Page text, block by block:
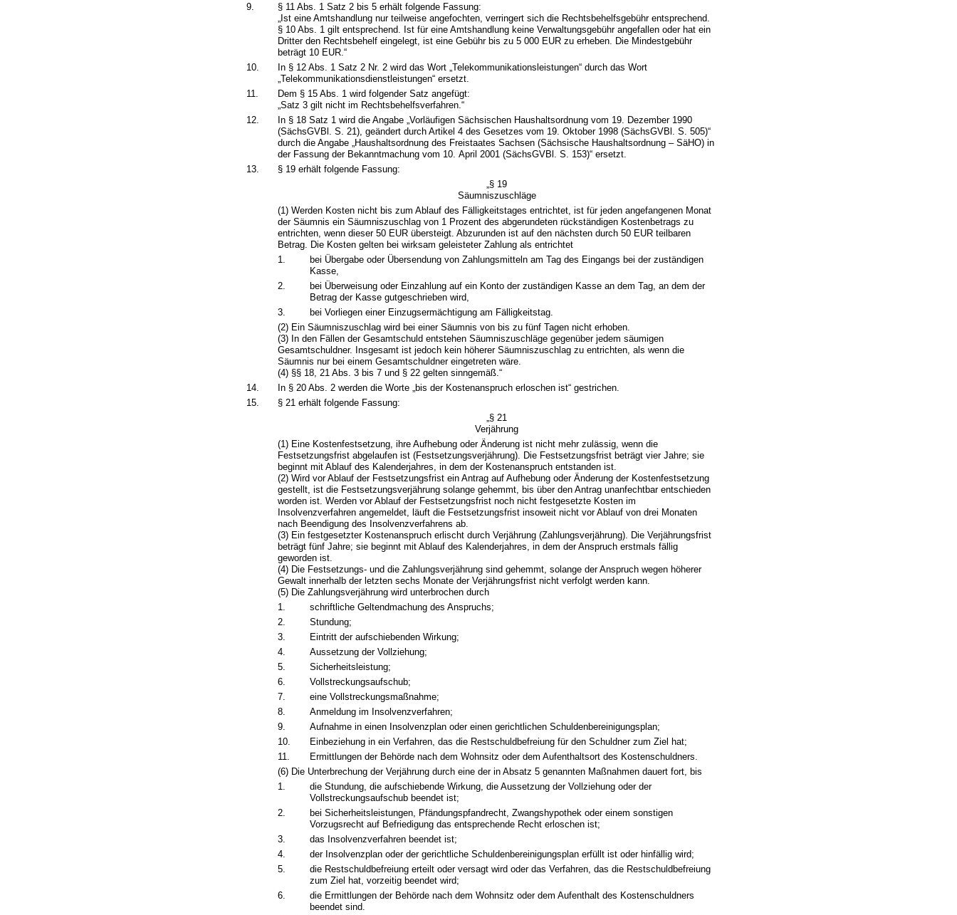
9.
§ 11 Abs. 1 Satz 2 bis 5 erhält folgende Fassung:
„Ist eine Amtshandlung nur teilweise angefochten, verringert sich die Rechtsbehelfsgebühr entsprechend.
§ 10 Abs. 1 gilt entsprechend. Ist für eine Amtshandlung keine Verwaltungsgebühr angefallen oder hat ein
Dritter den Rechtsbehelf eingelegt, ist eine Gebühr bis zu 5 000 EUR zu erheben. Die Mindestgebühr
beträgt 10 EUR.“
10.
In § 12 Abs. 1 Satz 2 Nr. 2 wird das Wort „Telekommunikationsleistungen“ durch das Wort
„Telekommunikationsdienstleistungen“ ersetzt.
11.
Dem § 15 Abs. 1 wird folgender Satz angefügt:
„Satz 3 gilt nicht im Rechtsbehelfsverfahren.“
12.
In § 18 Satz 1 wird die Angabe „Vorläufigen Sächsischen Haushaltsordnung vom 19. Dezember 1990
(SächsGVBl. S. 21), geändert durch Artikel 4 des Gesetzes vom 19. Oktober 1998 (SächsGVBl. S. 505)“
durch die Angabe „Haushaltsordnung des Freistaates Sachsen (Sächsische Haushaltsordnung – SäHO) in
der Fassung der Bekanntmachung vom 10. April 2001 (SächsGVBl. S. 153)“ ersetzt.
13.
§ 19 erhält folgende Fassung:
„§ 19
Säumniszuschläge
(1) Werden Kosten nicht bis zum Ablauf des Fälligkeitstages entrichtet, ist für jeden angefangenen Monat
der Säumnis ein Säumniszuschlag von 1 Prozent des abgerundeten rückständigen Kostenbetrags zu
entrichten, wenn dieser 50 EUR übersteigt. Abzurunden ist auf den nächsten durch 50 EUR teilbaren
Betrag. Die Kosten gelten bei wirksam geleisteter Zahlung als entrichtet
1.
bei Übergabe oder Übersendung von Zahlungsmitteln am Tag des Eingangs bei der zuständigen
Kasse,
2.
bei Überweisung oder Einzahlung auf ein Konto der zuständigen Kasse an dem Tag, an dem der
Betrag der Kasse gutgeschrieben wird,
3.
bei Vorliegen einer Einzugsermächtigung am Fälligkeitstag.
(2) Ein Säumniszuschlag wird bei einer Säumnis von bis zu fünf Tagen nicht erhoben.
(3) In den Fällen der Gesamtschuld entstehen Säumniszuschläge gegenüber jedem säumigen
Gesamtschuldner. Insgesamt ist jedoch kein höherer Säumniszuschlag zu entrichten, als wenn die
Säumnis nur bei einem Gesamtschuldner eingetreten wäre.
(4) §§ 18, 21 Abs. 3 bis 7 und § 22 gelten sinngemäß.“
14.
In § 20 Abs. 2 werden die Worte „bis der Kostenanspruch erloschen ist“ gestrichen.
15.
§ 21 erhält folgende Fassung:
„§ 21
Verjährung
(1) Eine Kostenfestsetzung, ihre Aufhebung oder Änderung ist nicht mehr zulässig, wenn die
Festsetzungsfrist abgelaufen ist (Festsetzungsverjährung). Die Festsetzungsfrist beträgt vier Jahre; sie
beginnt mit Ablauf des Kalenderjahres, in dem der Kostenanspruch entstanden ist.
(2) Wird vor Ablauf der Festsetzungsfrist ein Antrag auf Aufhebung oder Änderung der Kostenfestsetzung
gestellt, ist die Festsetzungsverjährung solange gehemmt, bis über den Antrag unanfechtbar entschieden
worden ist. Werden vor Ablauf der Festsetzungsfrist noch nicht festgesetzte Kosten im
Insolvenzverfahren angemeldet, läuft die Festsetzungsfrist insoweit nicht vor Ablauf von drei Monaten
nach Beendigung des Insolvenzverfahrens ab.
(3) Ein festgesetzter Kostenanspruch erlischt durch Verjährung (Zahlungsverjährung). Die Verjährungsfrist
beträgt fünf Jahre; sie beginnt mit Ablauf des Kalenderjahres, in dem der Anspruch erstmals fällig
geworden ist.
(4) Die Festsetzungs- und die Zahlungsverjährung sind gehemmt, solange der Anspruch wegen höherer
Gewalt innerhalb der letzten sechs Monate der Verjährungsfrist nicht verfolgt werden kann.
(5) Die Zahlungsverjährung wird unterbrochen durch
1.
schriftliche Geltendmachung des Anspruchs;
2.
Stundung;
3.
Eintritt der aufschiebenden Wirkung;
4.
Aussetzung der Vollziehung;
5.
Sicherheitsleistung;
6.
Vollstreckungsaufschub;
7.
eine Vollstreckungsmaßnahme;
8.
Anmeldung im Insolvenzverfahren;
9.
Aufnahme in einen Insolvenzplan oder einen gerichtlichen Schuldenbereinigungsplan;
10.
Einbeziehung in ein Verfahren, das die Restschuldbefreiung für den Schuldner zum Ziel hat;
11.
Ermittlungen der Behörde nach dem Wohnsitz oder dem Aufenthaltsort des Kostenschuldners.
(6) Die Unterbrechung der Verjährung durch eine der in Absatz 5 genannten Maßnahmen dauert fort, bis
1.
die Stundung, die aufschiebende Wirkung, die Aussetzung der Vollziehung oder der
Vollstreckungsaufschub beendet ist;
2.
bei Sicherheitsleistungen, Pfändungspfandrecht, Zwangshypothek oder einem sonstigen
Vorzugsrecht auf Befriedigung das entsprechende Recht erloschen ist;
3.
das Insolvenzverfahren beendet ist;
4.
der Insolvenzplan oder der gerichtliche Schuldenbereinigungsplan erfüllt ist oder hinfällig wird;
5.
die Restschuldbefreiung erteilt oder versagt wird oder das Verfahren, das die Restschuldbefreiung
zum Ziel hat, vorzeitig beendet wird;
6.
die Ermittlungen der Behörde nach dem Wohnsitz oder dem Aufenthalt des Kostenschuldners
beendet sind.